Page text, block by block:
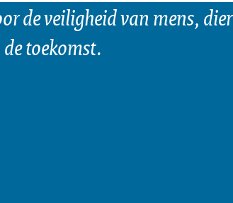
de veiligheid van mens, dier
toekomst.